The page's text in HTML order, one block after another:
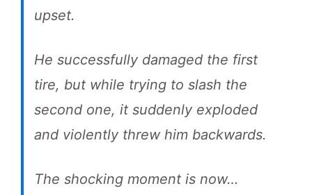
upset.
He successfully damaged the first
tire, but while trying to slash the
second one, it suddenly exploded
and violently threw him backwards.
The shocking moment is now…